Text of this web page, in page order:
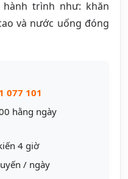
trình như: khăn
và nước uống đóng
077 101
hằng ngày
4 giờ
/ ngày